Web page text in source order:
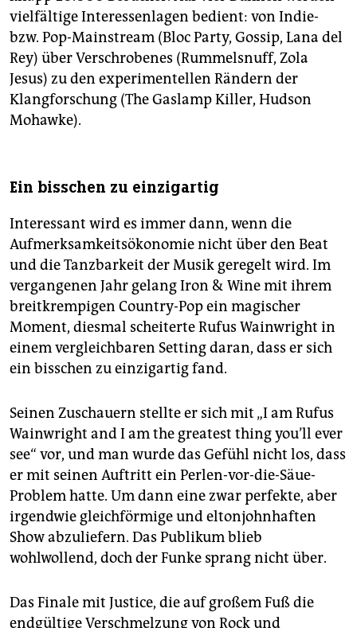
vielfältige Interessenlagen bedient: von Indie-
bzw. Pop-Mainstream (Bloc Party, Gossip, Lana del
Rey) über Verschrobenes (Rummelsnuff, Zola
Jesus) zu den experimentellen Rändern der
Klangforschung (The Gaslamp Killer, Hudson
Mohawke).
Ein bisschen zu einzigartig
Interessant wird es immer dann, wenn die
Aufmerksamkeitsökonomie nicht über den Beat
und die Tanzbarkeit der Musik geregelt wird. Im
vergangenen Jahr gelang Iron & Wine mit ihrem
breitkrempigen Country-Pop ein magischer
Moment, diesmal scheiterte Rufus Wainwright in
einem vergleichbaren Setting daran, dass er sich
ein bisschen zu einzigartig fand.
Seinen Zuschauern stellte er sich mit „I am Rufus
Wainwright and I am the greatest thing you’ll ever
see“ vor, und man wurde das Gefühl nicht los, dass
er mit seinen Auftritt ein Perlen-vor-die-Säue-
Problem hatte. Um dann eine zwar perfekte, aber
irgendwie gleichförmige und eltonjohnhaften
Show abzuliefern. Das Publikum blieb
wohlwollend, doch der Funke sprang nicht über.
Das Finale mit Justice, die auf großem Fuß die
endgültige Verschmelzung von Rock und